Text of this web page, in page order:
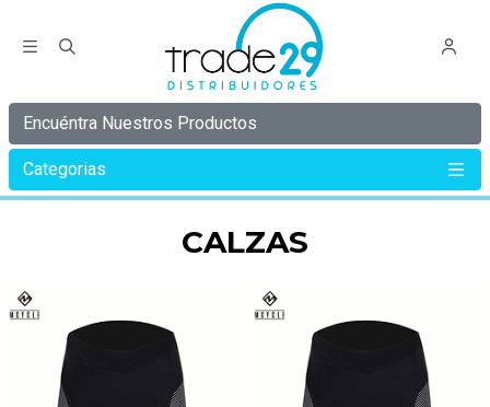
Encuéntra Nuestros Productos
Categorias
CALZAS